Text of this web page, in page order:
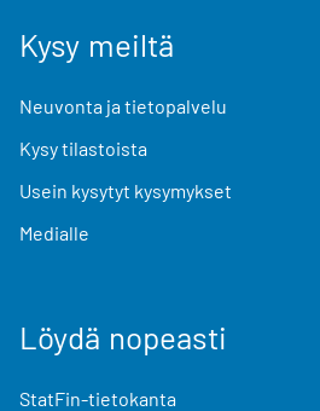
Kysy meiltä
Neuvonta ja tietopalvelu
Kysy tilastoista
Usein kysytyt kysymykset
Medialle
Löydä nopeasti
StatFin-tietokanta